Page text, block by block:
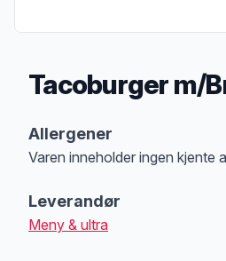
Tacoburger m/
Allergener
Varen inneholder ingen kjente
Leverandør
Meny & ultra